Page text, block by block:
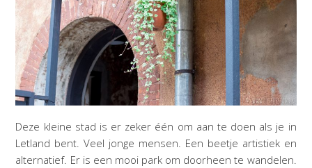
Deze kleine stad is er zeker één om aan te doen als je in
Letland bent. Veel jonge mensen. Een beetje artistiek en
alternatief. Er is een mooi park om doorheen te wandelen.